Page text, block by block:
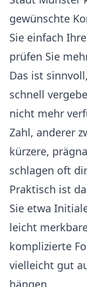
gewünschte
Sie einfach
prüfen Sie
Das ist
schnell
nicht mehr
Zahl, anderer
kürzere,
schlagen oft
Praktisch ist
Sie etwa
leicht
komplizierte
vielleicht gut
hängen.